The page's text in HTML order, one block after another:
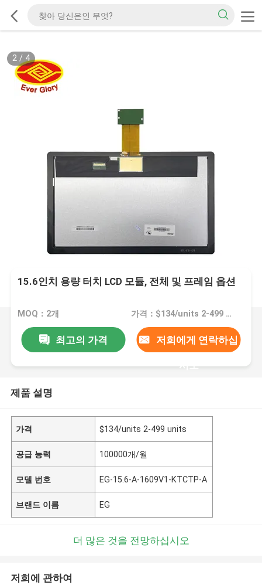
2/ 4
15.6인치 용량 터치 LCD 모듈, 전체 및 프레임 옵션
MOQ：2개 가격：$134/units 2-499 units
최고의 가격 저희에게 연락하십
시오
제품 설명
가격 $134/units 2-499 units
공급 능력 100000개/월
모델 번호 EG-15.6-A-1609V1-KTCTP-A
브랜드 이름 EG
더 많은 것을 전망하십시오
저희에 관하여